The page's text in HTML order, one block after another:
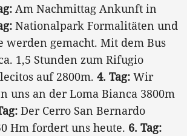
Am Nachmittag Ankunft in
Nationalpark Formalitäten und
werden gemacht. Mit dem Bus
1,5 Stunden zum Rifugio
auf 2800m. 4. Tag: Wir
uns an der Loma Bianca 3800m
Der Cerro San Bernardo
Hm fordert uns heute. 6. Tag: